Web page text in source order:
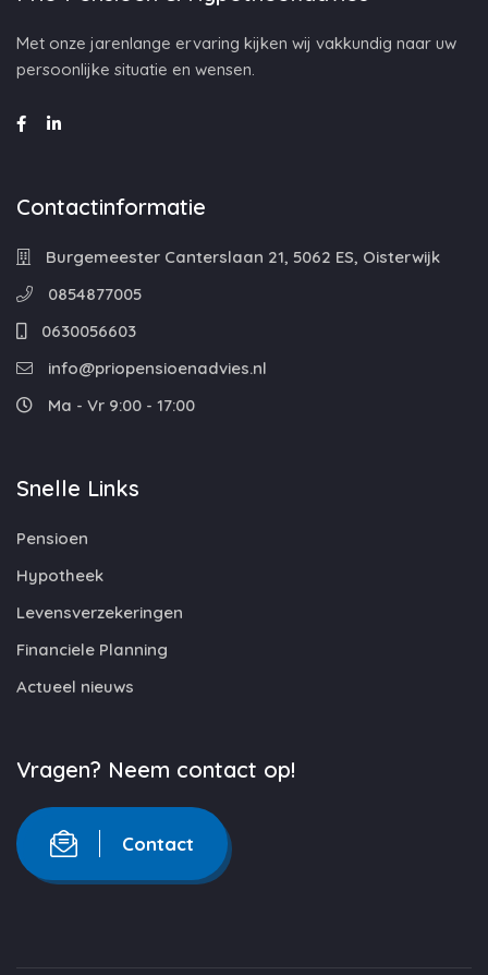
Met onze jarenlange ervaring kijken wij vakkundig naar uw
persoonlijke situatie en wensen.
Contactinformatie
Burgemeester Canterslaan 21, 5062 ES, Oisterwijk
0854877005
0630056603
info@priopensioenadvies.nl
Ma - Vr 9:00 - 17:00
Snelle Links
Pensioen
Hypotheek
Levensverzekeringen
Financiele Planning
Actueel nieuws
Vragen? Neem contact op!
Contact